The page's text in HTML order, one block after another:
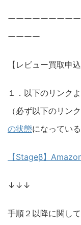
ーーーーーーーー
ーーーー
【レビュー買取申
１．以下のリンク
（必ず以下のリン
の状態になってい
【Stageβ】
↓↓↓
手順２以降に関して